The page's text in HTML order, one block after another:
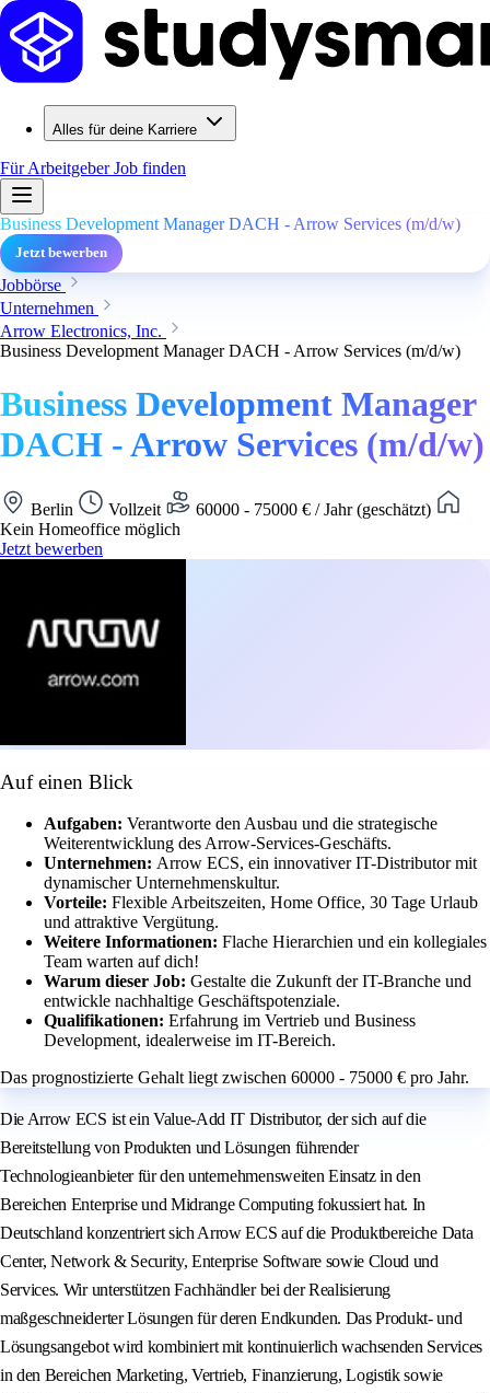
Alles für deine Karriere
Für ArbeitgeberJob finden
Business Development Manager DACH - Arrow Services (m/d/w)
Jetzt bewerben
Jobbörse
Unternehmen
Arrow Electronics, Inc.
Business Development Manager DACH - Arrow Services (m/d/w)
Business Development Manager
DACH - Arrow Services (m/d/w)
Berlin Vollzeit
60000 - 75000 € / Jahr (geschätzt)
Kein Homeoffice möglich
Jetzt bewerben
Auf einen Blick
Aufgaben: Verantworte den Ausbau und die strategische
Weiterentwicklung des Arrow-Services-Geschäfts.
Unternehmen: Arrow ECS, ein innovativer IT-Distributor mit
dynamischer Unternehmenskultur.
Vorteile: Flexible Arbeitszeiten, Home Office, 30 Tage Urlaub
und attraktive Vergütung.
Weitere Informationen: Flache Hierarchien und ein kollegiales
Team warten auf dich!
Warum dieser Job: Gestalte die Zukunft der IT-Branche und
entwickle nachhaltige Geschäftspotenziale.
Qualifikationen: Erfahrung im Vertrieb und Business
Development, idealerweise im IT-Bereich.
Das prognostizierte Gehalt liegt zwischen 60000 - 75000 € pro Jahr.
Die Arrow ECS ist ein Value-Add IT Distributor, der sich auf die
Bereitstellung von Produkten und Lösungen führender
Technologieanbieter für den unternehmensweiten Einsatz in den
Bereichen Enterprise und Midrange Computing fokussiert hat. In
Deutschland konzentriert sich Arrow ECS auf die Produktbereiche Data
Center, Network & Security, Enterprise Software sowie Cloud und
Services. Wir unterstützen Fachhändler bei der Realisierung
maßgeschneiderter Lösungen für deren Endkunden. Das Produkt- und
Lösungsangebot wird kombiniert mit kontinuierlich wachsenden Services
in den Bereichen Marketing, Vertrieb, Finanzierung, Logistik sowie